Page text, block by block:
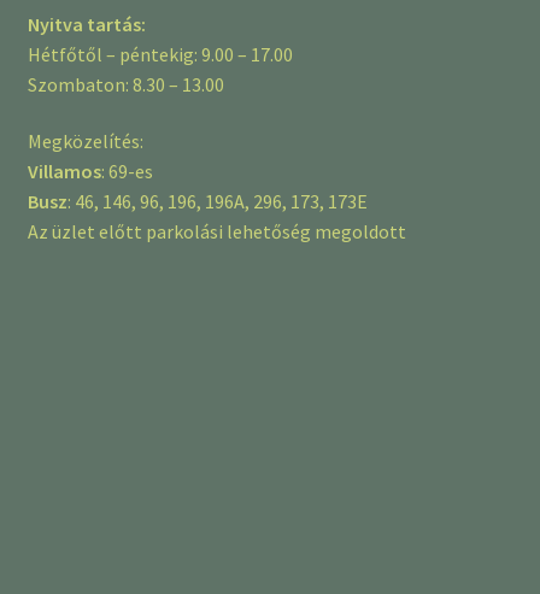
Nyitva tartás:
Hétfőtől – péntekig: 9.00 – 17.00
Szombaton: 8.30 – 13.00
Megközelítés:
Villamos: 69-es
Busz: 46, 146, 96, 196, 196A, 296, 173, 173E
Az üzlet előtt parkolási lehetőség megoldott